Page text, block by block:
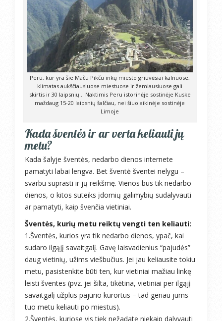
Peru, kur yra šie Maču Pikču inkų miesto griuvėsiai kalnuose,
klimatas aukščiausiuose miestuose ir žemiausiuose gali
skirtis ir 30 laipsnių… Naktimis Peru istorinėje sostinėje Kuske
maždaug 15-20 laipsnių šalčiau, nei šiuolaikinėje sostinėje
Limoje
Kada šventės ir ar verta keliauti jų
metu?
Kada šalyje šventės, nedarbo dienos internete
pamatyti labai lengva. Bet šventė šventei nelygu –
svarbu suprasti ir jų reikšmę. Vienos bus tik nedarbo
dienos, o kitos suteiks įdomių galimybių sudalyvauti
ar pamatyti, kaip švenčia vietiniai.
Šventės, kurių metu reiktų vengti ten keliauti:
1.Šventės, kurios yra tik nedarbo dienos, ypač, kai
sudaro ilgąjį savaitgalį. Gavę laisvadienius “pajudės”
daug vietinių, užims viešbučius. Jei jau keliausite tokiu
metu, pasistenkite būti ten, kur vietiniai mažiau linkę
leisti šventes (pvz. jei šilta, tikėtina, vietiniai per ilgąjį
savaitgalį užplūs pajūrio kurortus – tad geriau jums
tuo metu keliauti po miestus).
2.Šventės, kuriose vis tiek nežadate niekaip dalyvauti